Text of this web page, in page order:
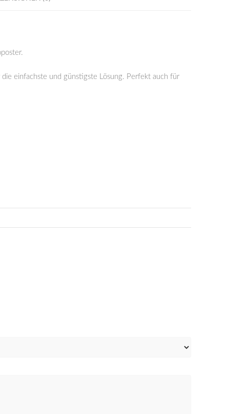
einfachste und günstigste Lösung. Perfekt auch für